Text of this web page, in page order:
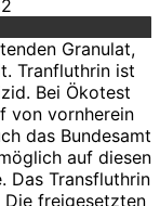
Granulat,
Tranfluthrin ist
Bei Ökotest
von vornherein
das Bundesamt
auf diesen
Das Transfluthrin
freigesetzten